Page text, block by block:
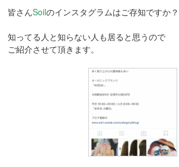
皆さんSoilのインスタグラムはご存知ですか？
知ってる人と知らない人も居ると思うので
ご紹介させて頂きます。